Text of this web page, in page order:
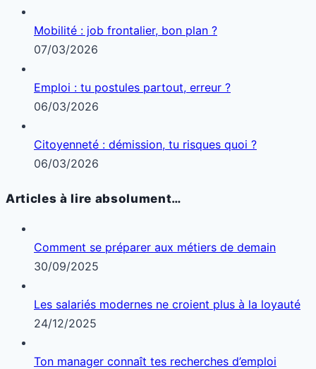
Mobilité : job frontalier, bon plan ?
07/03/2026
Emploi : tu postules partout, erreur ?
06/03/2026
Citoyenneté : démission, tu risques quoi ?
06/03/2026
Articles à lire absolument…
Comment se préparer aux métiers de demain
30/09/2025
Les salariés modernes ne croient plus à la loyauté
24/12/2025
Ton manager connaît tes recherches d’emploi